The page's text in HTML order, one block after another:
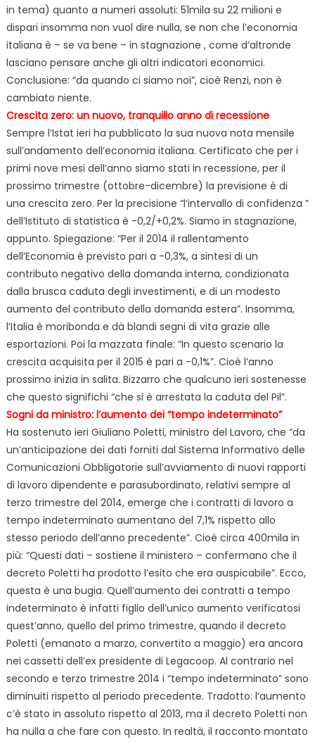
in tema) quanto a numeri assoluti: 51mila su 22 milioni e
dispari insomma non vuol dire nulla, se non che l’economia
italiana è – se va bene – in stagnazione , come d’altronde
lasciano pensare anche gli altri indicatori economici.
Conclusione: “da quando ci siamo noi”, cioè Renzi, non è
cambiato niente.
Crescita zero: un nuovo, tranquillo anno di recessione
Sempre l’Istat ieri ha pubblicato la sua nuova nota mensile
sull’andamento dell’economia italiana. Certificato che per i
primi nove mesi dell’anno siamo stati in recessione, per il
prossimo trimestre (ottobre-dicembre) la previsione è di
una crescita zero. Per la precisione “l’intervallo di confidenza ”
dell’Istituto di statistica è -0,2/+0,2%. Siamo in stagnazione,
appunto. Spiegazione: “Per il 2014 il rallentamento
dell’Economia è previsto pari a -0,3%, a sintesi di un
contributo negativo della domanda interna, condizionata
dalla brusca caduta degli investimenti, e di un modesto
aumento del contributo della domanda estera”. Insomma,
l’Italia è moribonda e dà blandi segni di vita grazie alle
esportazioni. Poi la mazzata finale: “In questo scenario la
crescita acquisita per il 2015 è pari a -0,1%”. Cioè l’anno
prossimo inizia in salita. Bizzarro che qualcuno ieri sostenesse
che questo significhi “che si è arrestata la caduta del Pil”.
Sogni da ministro: l’aumento dei “tempo indeterminato”
Ha sostenuto ieri Giuliano Poletti, ministro del Lavoro, che “da
un’anticipazione dei dati forniti dal Sistema Informativo delle
Comunicazioni Obbligatorie sull’avviamento di nuovi rapporti
di lavoro dipendente e parasubordinato, relativi sempre al
terzo trimestre del 2014, emerge che i contratti di lavoro a
tempo indeterminato aumentano del 7,1% rispetto allo
stesso periodo dell’anno precedente”. Cioè circa 400mila in
più: “Questi dati – sostiene il ministero – confermano che il
decreto Poletti ha prodotto l’esito che era auspicabile”. Ecco,
questa è una bugia. Quell’aumento dei contratti a tempo
indeterminato è infatti figlio dell’unico aumento verificatosi
quest’anno, quello del primo trimestre, quando il decreto
Poletti (emanato a marzo, convertito a maggio) era ancora
nei cassetti dell’ex presidente di Legacoop. Al contrario nel
secondo e terzo trimestre 2014 i “tempo indeterminato” sono
diminuiti rispetto al periodo precedente. Tradotto: l’aumento
c’è stato in assoluto rispetto al 2013, ma il decreto Poletti non
ha nulla a che fare con questo. In realtà, il racconto montato